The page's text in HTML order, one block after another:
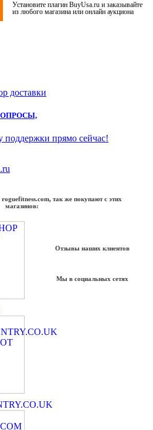
Установите плагин BuyUsa.ru и заказывайте
из любого магазина или онлайн аукциона
доставки
поддержки прямо сейчас!
так же покупают с этих
магазинов:
Отзывы наших клиентов
Мы в социальных сетях